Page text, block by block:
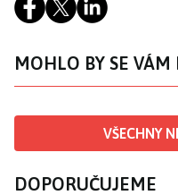
MOHLO BY SE VÁM
VŠECHNY
DOPORUČUJEME